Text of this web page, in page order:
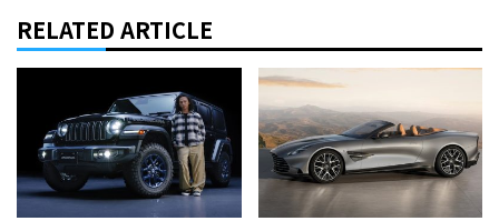
RELATED ARTICLE